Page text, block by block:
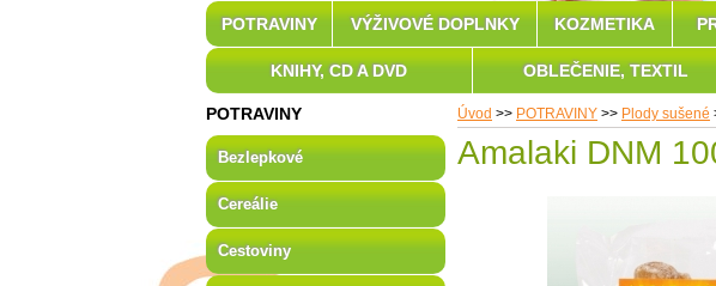
Úvod >> POTRAVINY >> Plody sušené
Amalaki DNM
POTRAVINY
Bezlepkové
Cereálie
Cestoviny
POTRAVINY VÝŽIVOVÉ DOPLNKY KOZMETIKA
KNIHY, CD A DVD OBLEČENIE, TEXTIL